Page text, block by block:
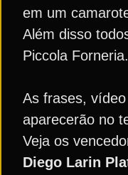
em um
Além disso
Piccola Forneria.
As frases,
aparecerão no
Veja os
Diego Larin